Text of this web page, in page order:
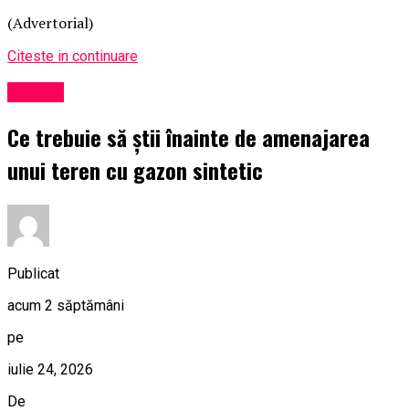
(Advertorial)
Citeste in continuare
Ce trebuie să știi înainte de amenajarea
unui teren cu gazon sintetic
Publicat
acum 2 săptămâni
pe
iulie 24, 2026
De